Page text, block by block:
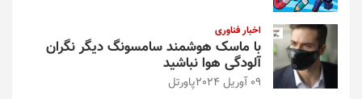
اخبار فناوری
با ماسک هوشمند سامسونگ دیگر نگران
آلودگی هوا نباشید
09 آوریل 2024 پاورتل